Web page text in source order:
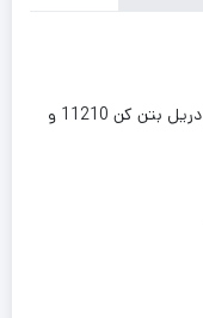
مشخصات پیستون ضربه زن ( ضربه زن معلق) دریل بتن کن 11210 و